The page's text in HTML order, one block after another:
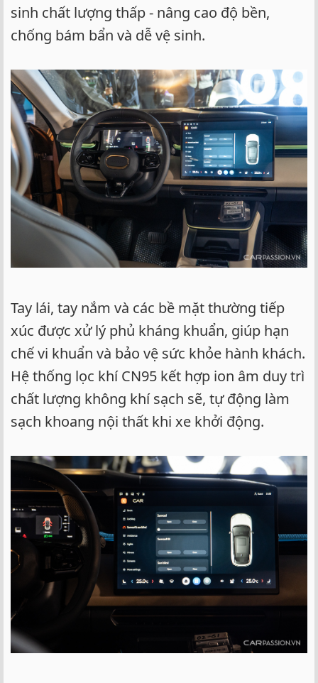
sinh chất lượng thấp - nâng cao độ bền,
chống bám bẩn và dễ vệ sinh.
Tay lái, tay nắm và các bề mặt thường tiếp
xúc được xử lý phủ kháng khuẩn, giúp hạn
chế vi khuẩn và bảo vệ sức khỏe hành khách.
Hệ thống lọc khí CN95 kết hợp ion âm duy trì
chất lượng không khí sạch sẽ, tự động làm
sạch khoang nội thất khi xe khởi động.